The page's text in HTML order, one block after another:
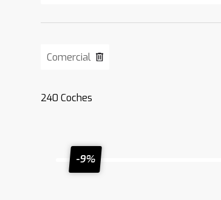
Comercial
240 Coches
-9%